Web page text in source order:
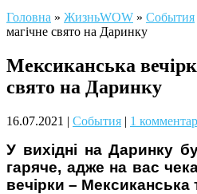
Чому дітям корисно читати
Головна » ЖизньWOW » События
магічне свято на Даринку
Мексиканська
свято на Даринку
16.07.2021 | События | 1
У вихідні на Даринку
гаряче, адже на вас
вечірки – Мексиканська